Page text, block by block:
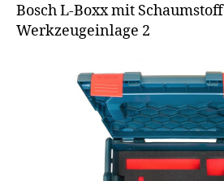
Bosch L-Boxx mit Schaumstoff
Werkzeugeinlage 2